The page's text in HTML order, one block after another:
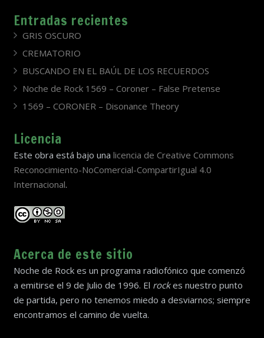
Entradas recientes
GRIS OSCURO
CREMATORIO
BUSCANDO EN EL BAÚL DE LOS RECUERDOS
Noche de Rock 1569 – Coroner – False Pretense
1569 – CORONER – Disonance Theory
Licencia
Este obra está bajo una licencia de Creative Commons
Reconocimiento-NoComercial-CompartirIgual 4.0
Internacional.
Acerca de este sitio
Noche de Rock es un programa radiofónico que comenzó
a emitirse el 9 de Julio de 1996. El rockes nuestro punto
de partida, pero no tenemos miedo a desviarnos; siempre
encontramos el camino de vuelta.